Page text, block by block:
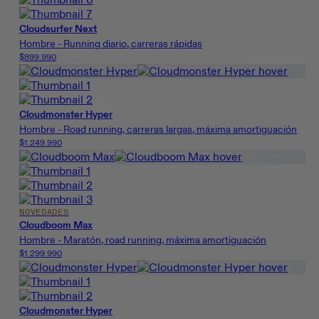
Cloudsurfer Next
Hombre - Running diario, carreras rápidas
$899.990
Cloudmonster Hyper
Hombre - Road running, carreras largas, máxima amortiguación
$1.249.990
NOVEDADES
Cloudboom Max
Hombre - Maratón, road running, máxima amortiguación
$1.299.990
Cloudmonster Hyper